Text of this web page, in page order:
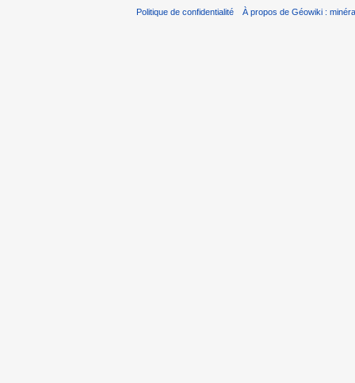
Politique de confidentialité À propos de Géowiki :